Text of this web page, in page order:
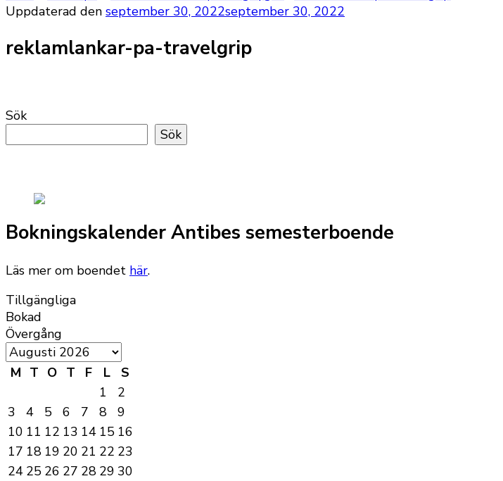
Uppdaterad den september 30, 2022september 30, 2022
reklamlankar-pa-travelgrip
Sök
Sök
Bokningskalender Antibes semesterboende
Läs mer om boendet här.
Tillgängliga
Bokad
Övergång
M T O T F L
S
1
2
3
4 5 6 7 8
9
10 11 12 13 14 15 16
17 18 19 20 21 22 23
24 25 26 27 28 29 30